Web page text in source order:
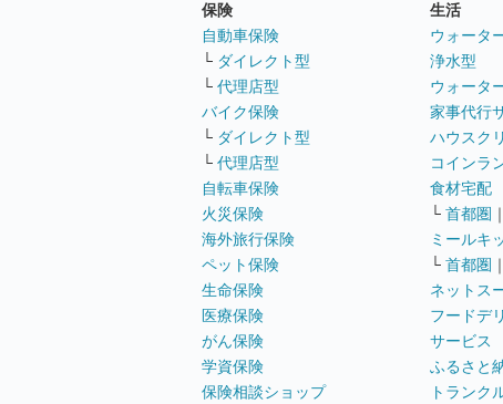
保険
自動車保険
└ ダイレクト型
└ 代理店型
バイク保険
└ ダイレクト型
└ 代理店型
自転車保険
火災保険
海外旅行保険
ペット保険
生命保険
医療保険
がん保険
学資保険
保険相談ショップ
生活
ウォータ
浄水型
ウォータ
家事代行
ハウスク
コインラ
食材宅配
└ 首都圏 ｜
ミールキ
└ 首都圏 ｜
ネットス
フードデ
サービス
ふるさと
トランク